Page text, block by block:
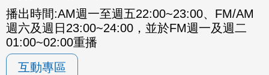
播出時間:AM週一至週五22:00~23:00、FM/AM
週六及週日23:00~24:00，並於FM週一及週二
01:00~02:00重播
互動專區